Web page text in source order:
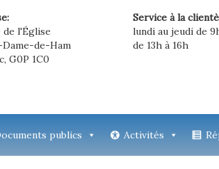
de l'Église
de-Ham
G0P 1C0
Service à la
lundi au jeudi de
de 13h à 16h
publics Activités